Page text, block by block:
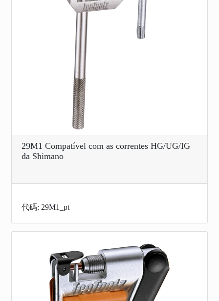
29M1 Compatível com as correntes HG/UG/IG
da Shimano
代碼: 29M1_pt